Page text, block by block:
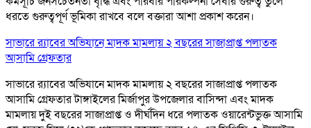
ধরতে গুরুত্বপূর্ণ ভূমিকা রাখবে বলে বক্তারা আশা প্রকাশ করেন।
সাভারে র‌্যাবের অভিযানে মাদক মামলায় ২ বছরের সাজাপ্রাপ্ত পলাতক
আসামি গ্রেফতার
সাভারে র‌্যাবের অভিযানে মাদক মামলায় ২ বছরের সাজাপ্রাপ্ত পলাতক
আসামি গ্রেফতার টাঙ্গাইলের মির্জাপুর উপজেলার বাসিন্দা এবং মাদক
মামলায় দুই বছরের সাজাপ্রাপ্ত ও দীর্ঘদিন ধরে পলাতক ওয়ারেন্টভুক্ত আসামি